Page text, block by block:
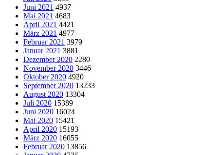
Juni 2021 4937
Mai 2021 4683
April 2021 4421
März 2021 4977
Februar 2021 3979
Januar 2021 3881
Dezember 2020 2280
November 2020 3446
Oktober 2020 4920
September 2020 13233
August 2020 13304
Juli 2020 15389
Juni 2020 16024
Mai 2020 15421
April 2020 15193
März 2020 16055
Februar 2020 13856